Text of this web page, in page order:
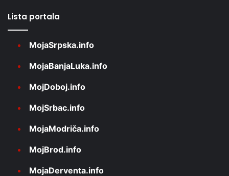
Lista portala
MojaSrpska.info
MojaBanjaLuka.info
MojDoboj.info
MojSrbac.info
MojaModriča.info
MojBrod.info
MojaDerventa.info